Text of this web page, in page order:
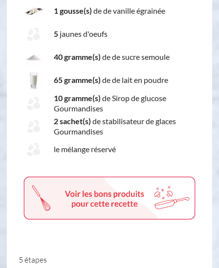
1 gousse(s) de de vanille égrainée
5 jaunes d'oeufs
40 gramme(s) de de sucre semoule
65 gramme(s) de de lait en poudre
10 gramme(s) de Sirop de glucose
Gourmandises
2 sachet(s) de stabilisateur de glaces
Gourmandises
le mélange réservé
5 étapes